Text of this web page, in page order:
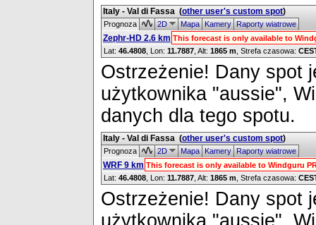
Italy - Val di Fassa (other user's custom spot)
Prognoza 2D MapaKameryRaporty wiatrowe
Zephr-HD 2.6 km This forecast is only available to
Lat: 46.4808 , Lon: 11.7887 Alt: 1865 m , Strefa czasowa:
Ostrzeżenie! Dany spot
użytkownika "aussie",
danych dla tego spotu.
Italy - Val di Fassa (other user's custom spot)
Prognoza 2D MapaKameryRaporty wiatrowe
WRF 9 km This forecast is only available to Windguru
Lat: 46.4808 , Lon: 11.7887 Alt: 1865 m , Strefa czasowa:
Ostrzeżenie! Dany spot
użytkownika "aussie",